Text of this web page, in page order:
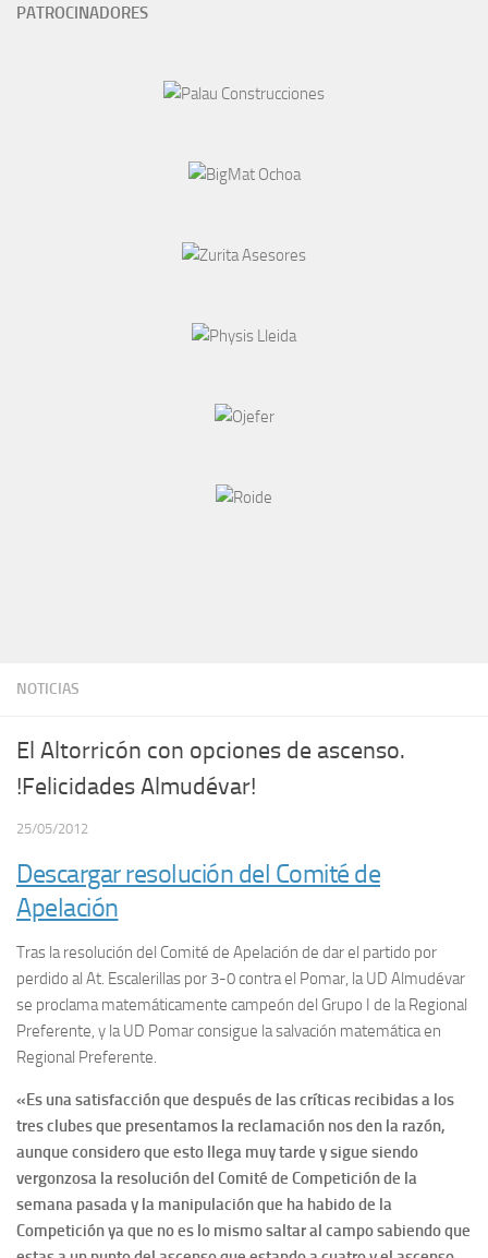
NOTICIAS
El Altorricón con opciones de ascenso.
!Felicidades Almudévar!
25/05/2012
Descargar resolución del Comité de
Apelación
Tras la resolución del Comité de Apelación de dar el partido por
perdido al At. Escalerillas por 3-0 contra el Pomar, la UD Almudévar
se proclama matemáticamente campeón del Grupo I de la Regional
Preferente, y la UD Pomar consigue la salvación matemática en
Regional Preferente.
«Es una satisfacción que después de las críticas recibidas a los
tres clubes que presentamos la reclamación nos den la razón,
aunque considero que esto llega muy tarde y sigue siendo
vergonzosa la resolución del Comité de Competición de la
semana pasada y la manipulación que ha habido de la
Competición ya que no es lo mismo saltar al campo sabiendo que
PATROCINADORES